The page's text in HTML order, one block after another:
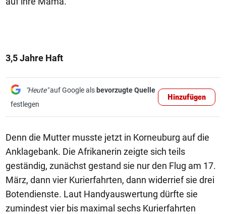
3,5 Jahre Haft
"Heute"auf Google als bevorzugte Quelle
festlegen
Hinzufügen
Denn die Mutter musste jetzt in Korneuburg auf die
Anklagebank. Die Afrikanerin zeigte sich teils
geständig, zunächst gestand sie nur den Flug am 17.
März, dann vier Kurierfahrten, dann widerrief sie drei
Botendienste. Laut Handyauswertung dürfte sie
zumindest vier bis maximal sechs Kurierfahrten